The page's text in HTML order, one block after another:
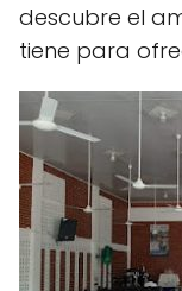
descubre el
tiene para